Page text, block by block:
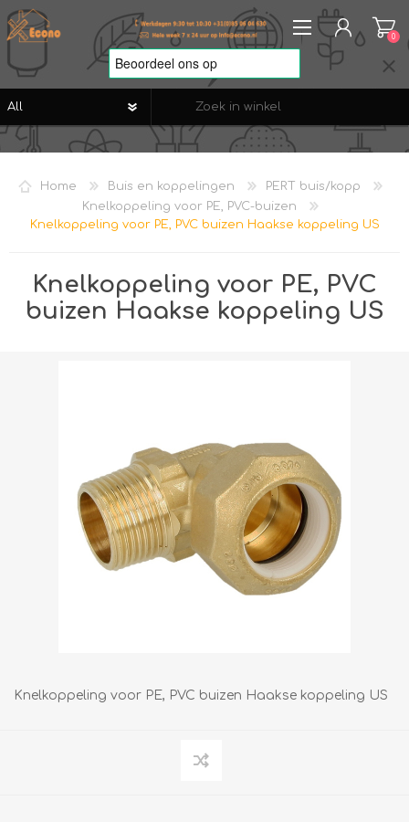
REGISTREREN
VERLANGLIJST
0
Home Buis en koppelingen
PERT buis/kopp
Knelkoppeling voor PE, PVC-buizen
Knelkoppeling voor PE, PVC buizen Haakse koppeling US
Knelkoppeling voor PE, PVC
buizen Haakse koppeling US
Knelkoppeling voor PE, PVC buizen Haakse koppeling US